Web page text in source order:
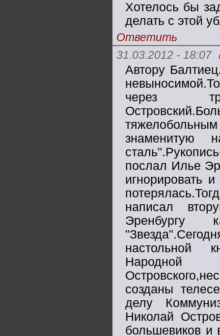
Хотелось бы
делать с этой
Ответить
31.03.2012 - 18:07
Автору
через
знаменитую
послал Илье
игнорировать
написал
Эренбургу
настольной
Народной
созданы
делу
Николай
большевиков и